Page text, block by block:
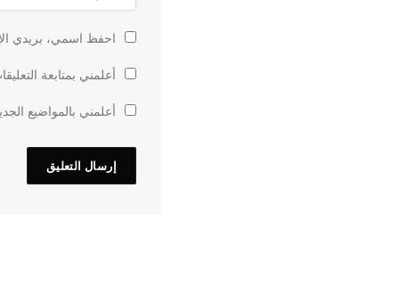
احفظ اسمي، بريدي
أعلمني بمتابعة
أعلمني بالمواضيع